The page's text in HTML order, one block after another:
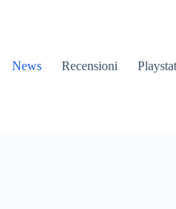
News Recensioni